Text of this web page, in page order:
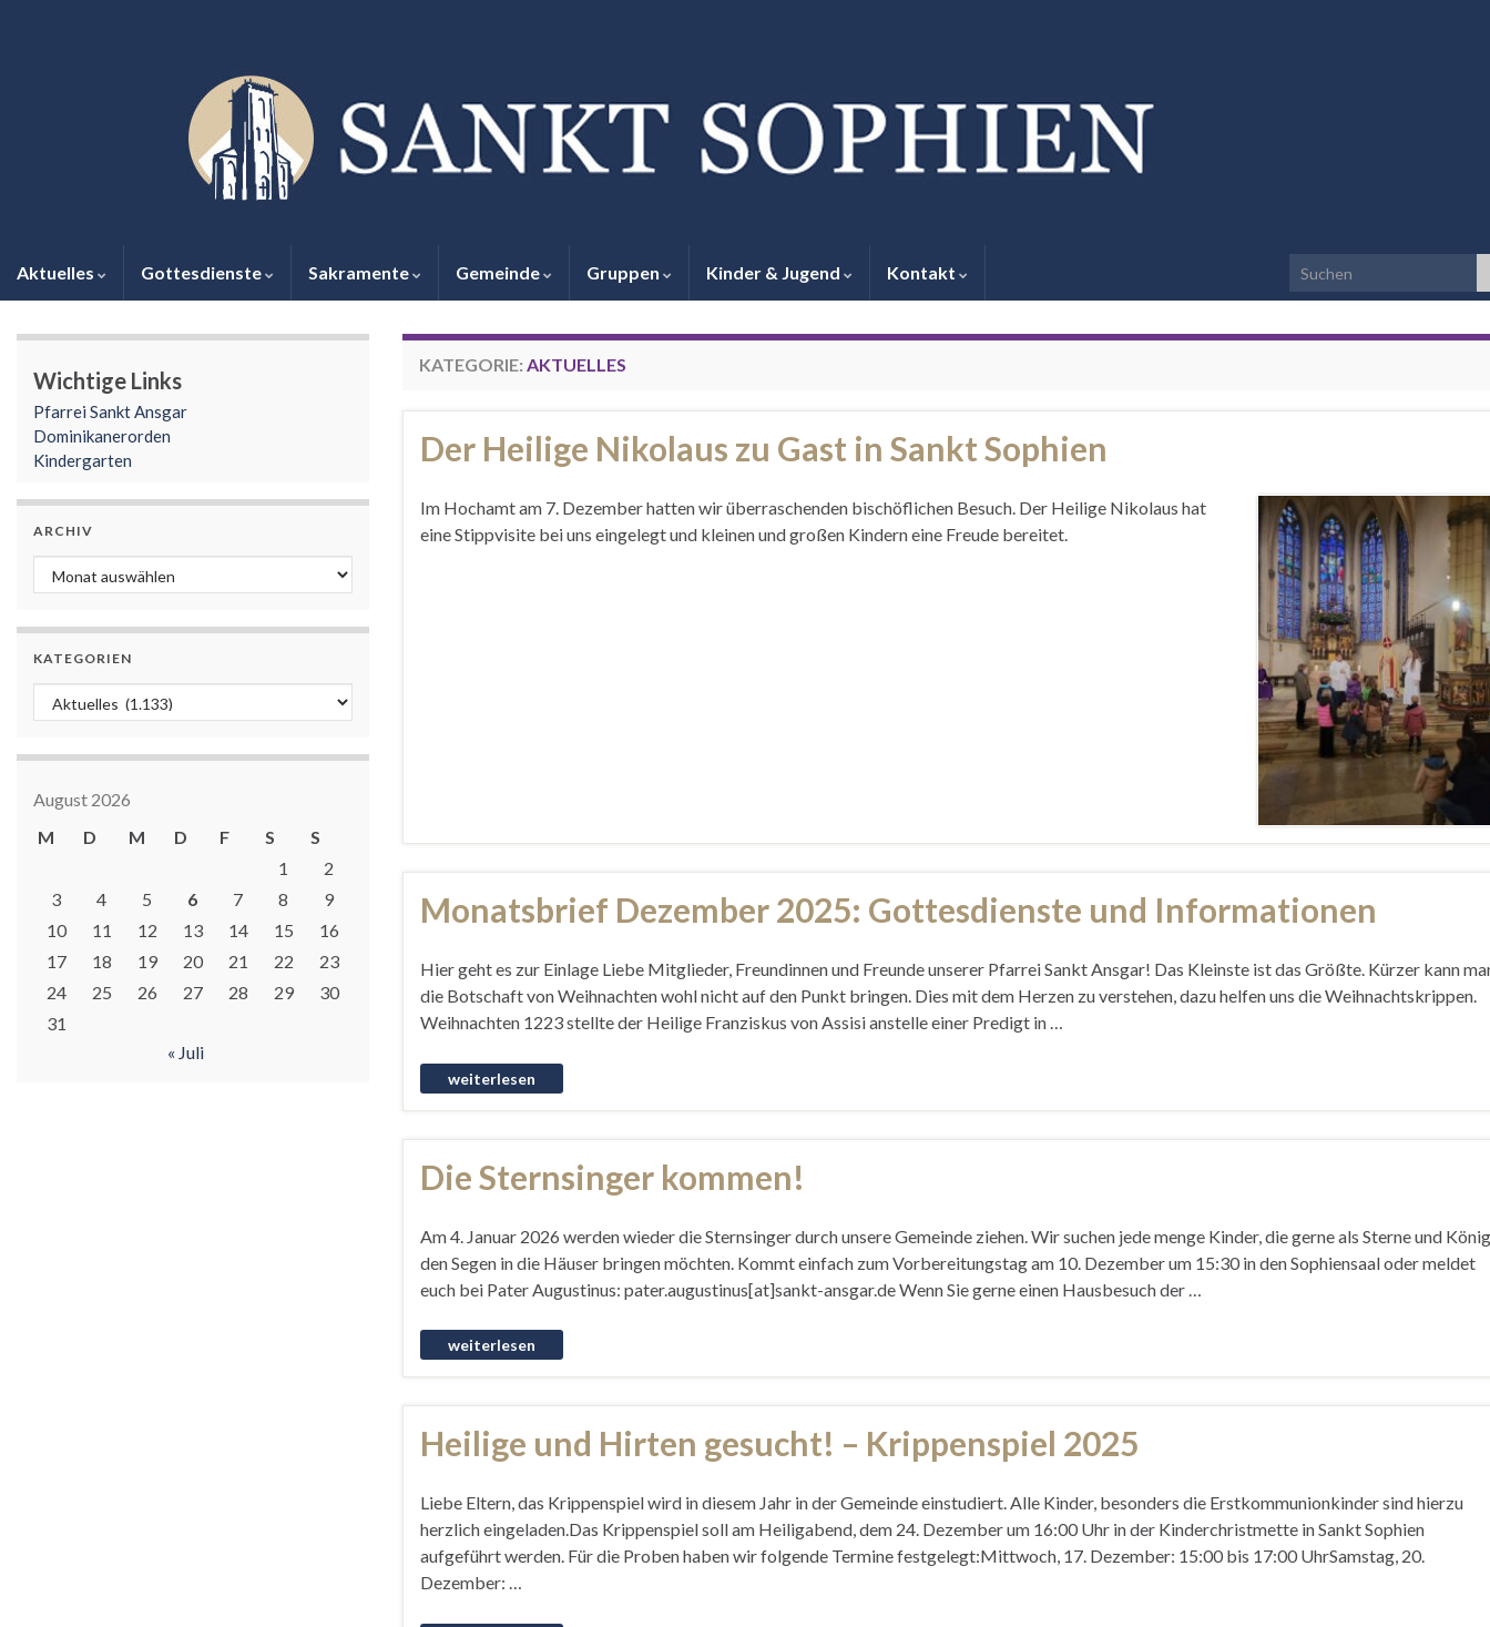
Aktuelles Gottesdienste Sakramente Gemeinde Gruppen Kinder & Jugend Kontakt Search for:
KATEGORIE: AKTUELLES
Der Heilige Nikolaus zu Gast in Sankt Sophien
Im Hochamt am 7. Dezember hatten wir überraschenden bischöflichen Besuch. Der Heilige Nikolaus hat
eine Stippvisite bei uns eingelegt und kleinen und großen Kindern eine Freude bereitet.
Monatsbrief Dezember 2025: Gottesdienste und Informationen
Hier geht es zur Einlage Liebe Mitglieder, Freundinnen und Freunde unserer Pfarrei Sankt Ansgar! Das Kleinste ist das Größte. Kürzer kann
die Botschaft von Weihnachten wohl nicht auf den Punkt bringen. Dies mit dem Herzen zu verstehen, dazu helfen uns die Weihnachtskrippen.
Weihnachten 1223 stellte der Heilige Franziskus von Assisi anstelle einer Predigt in …
Die Sternsinger kommen!
Am 4. Januar 2026 werden wieder die Sternsinger durch unsere Gemeinde ziehen. Wir suchen jede menge Kinder, die gerne als Sterne und
den Segen in die Häuser bringen möchten. Kommt einfach zum Vorbereitungstag am 10. Dezember um 15:30 in den Sophiensaal oder meldet
euch bei Pater Augustinus: pater.augustinus[at]sankt-ansgar.de Wenn Sie gerne einen Hausbesuch der …
Heilige und Hirten gesucht! – Krippenspiel 2025
Liebe Eltern, das Krippenspiel wird in diesem Jahr in der Gemeinde einstudiert. Alle Kinder, besonders die Erstkommunionkinder sind hierzu
herzlich eingeladen.Das Krippenspiel soll am Heiligabend, dem 24. Dezember um 16:00 Uhr in der Kinderchristmette in Sankt Sophien
aufgeführt werden. Für die Proben haben wir folgende Termine festgelegt:Mittwoch, 17. Dezember: 15:00 bis 17:00 UhrSamstag, 20.
Dezember: …
Wichtige Links
Pfarrei Sankt Ansgar
Dominikanerorden
Kindergarten
ARCHIV
Archiv
KATEGORIEN
Kategorien
August 2026
M
D M D F S
S
1
2
3
4 5 6 7 8
9
10
11 12 13 14 15
16
17
18 19 20 21 22
23
24
25 26 27 28 29
30
31
« Juli